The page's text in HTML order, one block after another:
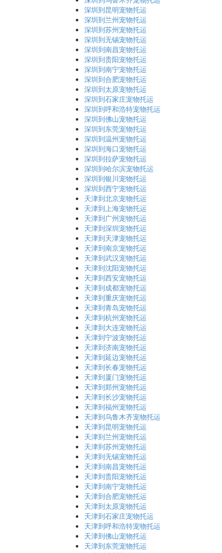
深圳到昆明宠物托运
深圳到兰州宠物托运
深圳到苏州宠物托运
深圳到无锡宠物托运
深圳到南昌宠物托运
深圳到贵阳宠物托运
深圳到南宁宠物托运
深圳到合肥宠物托运
深圳到太原宠物托运
深圳到石家庄宠物托运
深圳到呼和浩特宠物托运
深圳到佛山宠物托运
深圳到东莞宠物托运
深圳到温州宠物托运
深圳到海口宠物托运
深圳到拉萨宠物托运
深圳到哈尔滨宠物托运
深圳到银川宠物托运
深圳到西宁宠物托运
天津到北京宠物托运
天津到上海宠物托运
天津到广州宠物托运
天津到深圳宠物托运
天津到天津宠物托运
天津到南京宠物托运
天津到武汉宠物托运
天津到沈阳宠物托运
天津到西安宠物托运
天津到成都宠物托运
天津到重庆宠物托运
天津到青岛宠物托运
天津到杭州宠物托运
天津到大连宠物托运
天津到宁波宠物托运
天津到济南宠物托运
天津到延边宠物托运
天津到长春宠物托运
天津到厦门宠物托运
天津到郑州宠物托运
天津到长沙宠物托运
天津到福州宠物托运
天津到乌鲁木齐宠物托运
天津到昆明宠物托运
天津到兰州宠物托运
天津到苏州宠物托运
天津到无锡宠物托运
天津到南昌宠物托运
天津到贵阳宠物托运
天津到南宁宠物托运
天津到合肥宠物托运
天津到太原宠物托运
天津到石家庄宠物托运
天津到呼和浩特宠物托运
天津到佛山宠物托运
天津到东莞宠物托运